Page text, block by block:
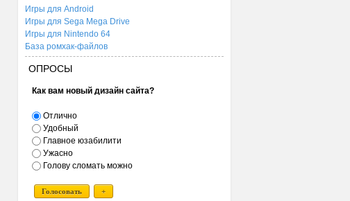
Игры для Android
Игры для Sega Mega Drive
Игры для Nintendo 64
База ромхак-файлов
ОПРОСЫ
Как вам новый дизайн сайта?
Отлично
Удобный
Главное юзабилити
Ужасно
Голову сломать можно
Голосовать +